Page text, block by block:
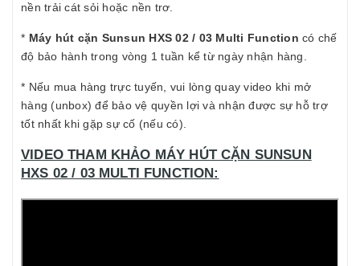
nền trải cát sỏi hoặc nền trơ.
* Máy hút cặn Sunsun HXS 02 / 03 Multi Function có chế
độ bảo hành trong vòng 1 tuần kể từ ngày nhận hàng.
* Nếu mua hàng trực tuyến, vui lòng quay video khi mở
hàng (unbox) để bảo vệ quyền lợi và nhận được sự hỗ trợ
tốt nhất khi gặp sự cố (nếu có).
VIDEO THAM KHẢO MÁY HÚT CẶN SUNSUN
HXS 02 / 03 MULTI FUNCTION: